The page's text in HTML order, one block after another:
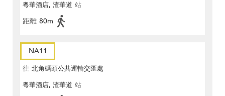
粵華酒店, 渣華道 站
距離 80m
NA11
往 北角碼頭公共運輸交匯處
粵華酒店, 渣華道 站